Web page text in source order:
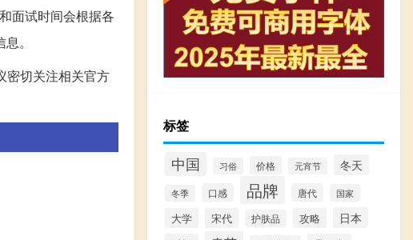
面试时间会根据各
。
密切关注相关官方
标签
中国 习俗 价格 元宵节 冬天
冬季 口感 品牌 唐代 国家
大学 宋代 护肤品 攻略 日本